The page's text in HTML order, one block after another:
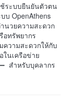
ระบบยืนยันตัวตน
บ OpenAthens
ำนวยความสะดวก
ทรัพยากร
ความสะดวกให้กับ
ในเครือข่าย
สำหรับบุคลากร